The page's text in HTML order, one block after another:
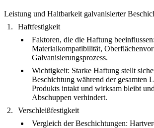
Leistung und Haltbarkeit galvanisierter
Haftfestigkeit
Faktoren, die die Haftung beeinflussen:
Materialkompatibilität,
Galvanisierungsprozess.
Wichtigkeit: Starke Haftung stellt
Beschichtung während der gesamten
Produkts intakt und wirksam bleibt
Abschuppen verhindert.
Verschleißfestigkeit
Vergleich der Beschichtungen: